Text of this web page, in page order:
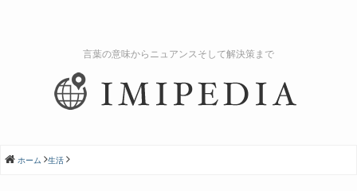
言葉の意味からニュアンスそして解決策まで
ホーム 生活